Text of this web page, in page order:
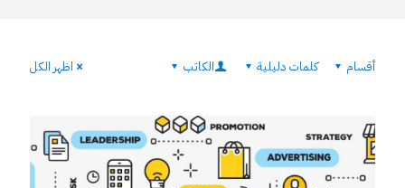
أقسام كلمات دليلية الكاتب اظهر الكل